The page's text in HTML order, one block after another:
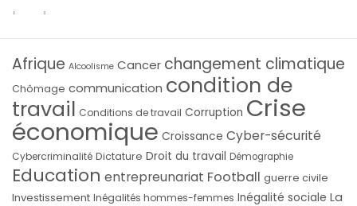
Afrique Alcoolisme Cancer changement climatique
Chômage communication condition de
travail Conditions de travail Corruption Crise
économique Croissance Cyber-sécurité
Cybercriminalité Dictature Droit du travail Démographie
Education entrepreunariat Football guerre civile
Investissement Inégalités hommes-femmes Inégalité sociale La